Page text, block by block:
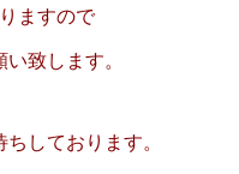
ますので
い致します。
しております。